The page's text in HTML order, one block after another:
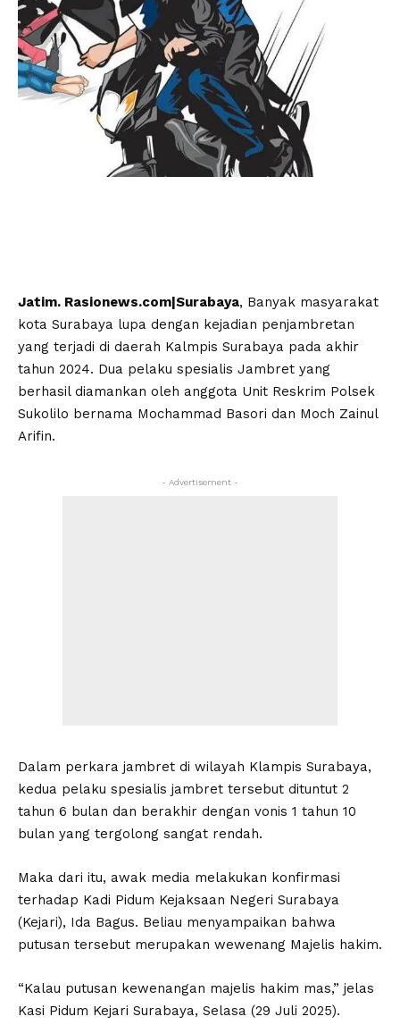
Jatim. Rasionews.com|Surabaya, Banyak masyarakat
kota Surabaya lupa dengan kejadian penjambretan
yang terjadi di daerah Kalmpis Surabaya pada akhir
tahun 2024. Dua pelaku spesialis Jambret yang
berhasil diamankan oleh anggota Unit Reskrim Polsek
Sukolilo bernama Mochammad Basori dan Moch Zainul
Arifin.
- Advertisement -
Dalam perkara jambret di wilayah Klampis Surabaya,
kedua pelaku spesialis jambret tersebut dituntut 2
tahun 6 bulan dan berakhir dengan vonis 1 tahun 10
bulan yang tergolong sangat rendah.
Maka dari itu, awak media melakukan konfirmasi
terhadap Kadi Pidum Kejaksaan Negeri Surabaya
(Kejari), Ida Bagus. Beliau menyampaikan bahwa
putusan tersebut merupakan wewenang Majelis hakim.
“Kalau putusan kewenangan majelis hakim mas,” jelas
Kasi Pidum Kejari Surabaya, Selasa (29 Juli 2025).